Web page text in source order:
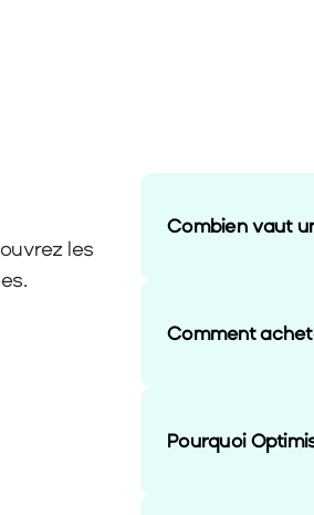
les
Combien vaut
Comment
Pourquoi